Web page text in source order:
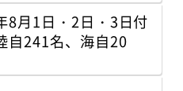
月1日・2日・3日付
自241名、海自20